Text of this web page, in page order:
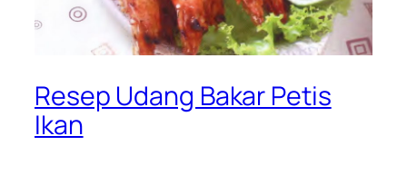
Resep Udang Bakar Petis
Ikan